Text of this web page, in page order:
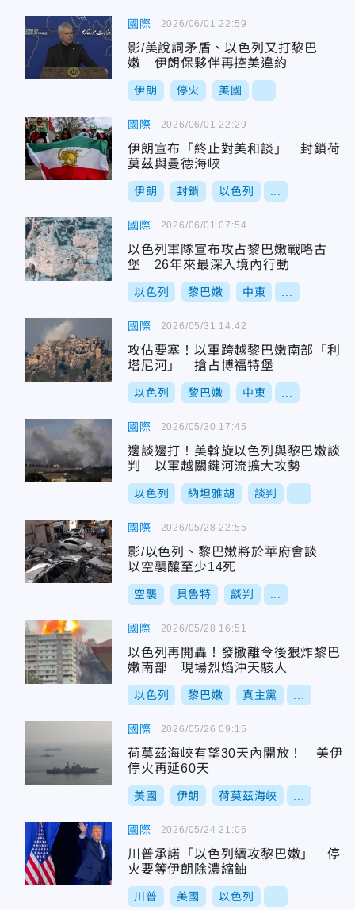
國際
影/美說詞矛盾、以色列又打黎巴
嫩 伊朗保夥伴再控美違約
伊朗 停火 美國
2026/06/01 22:59
國際
伊朗宣布「終止對美和談」 封鎖荷
莫茲與曼德海峽
伊朗 封鎖 以色列
2026/06/01 22:29
國際
以色列軍隊宣布攻占黎巴嫩戰略古
堡 26年來最深入境內行動
以色列 黎巴嫩 中東
2026/06/01 07:54
國際
攻佔要塞！以軍跨越黎巴嫩南部「利
塔尼河」 搶占博福特堡
以色列 黎巴嫩 中東
2026/05/31 14:42
國際
邊談邊打！美斡旋以色列與黎巴嫩談
判 以軍越關鍵河流擴大攻勢
以色列 納坦雅胡 談判
2026/05/30 17:45
國際
影/以色列、黎巴嫩將於華府會談
以空襲釀至少14死
空襲 貝魯特 談判
2026/05/28 22:55
國際
以色列再開轟！發撤離令後狠炸黎巴
嫩南部 現場烈焰沖天駭人
以色列 黎巴嫩 真主黨
2026/05/28 16:51
國際
荷莫茲海峽有望30天內開放！ 美伊
停火再延60天
美國 伊朗 荷莫茲海峽
2026/05/26 09:15
國際
川普承諾「以色列續攻黎巴嫩」 停
火要等伊朗除濃縮鈾
川普 美國 以色列
2026/05/24 21:06